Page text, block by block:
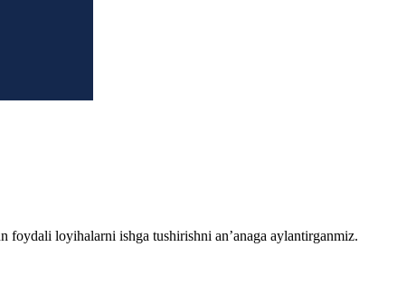
foydali loyihalarni ishga tushirishni an’anaga aylantirganmiz.